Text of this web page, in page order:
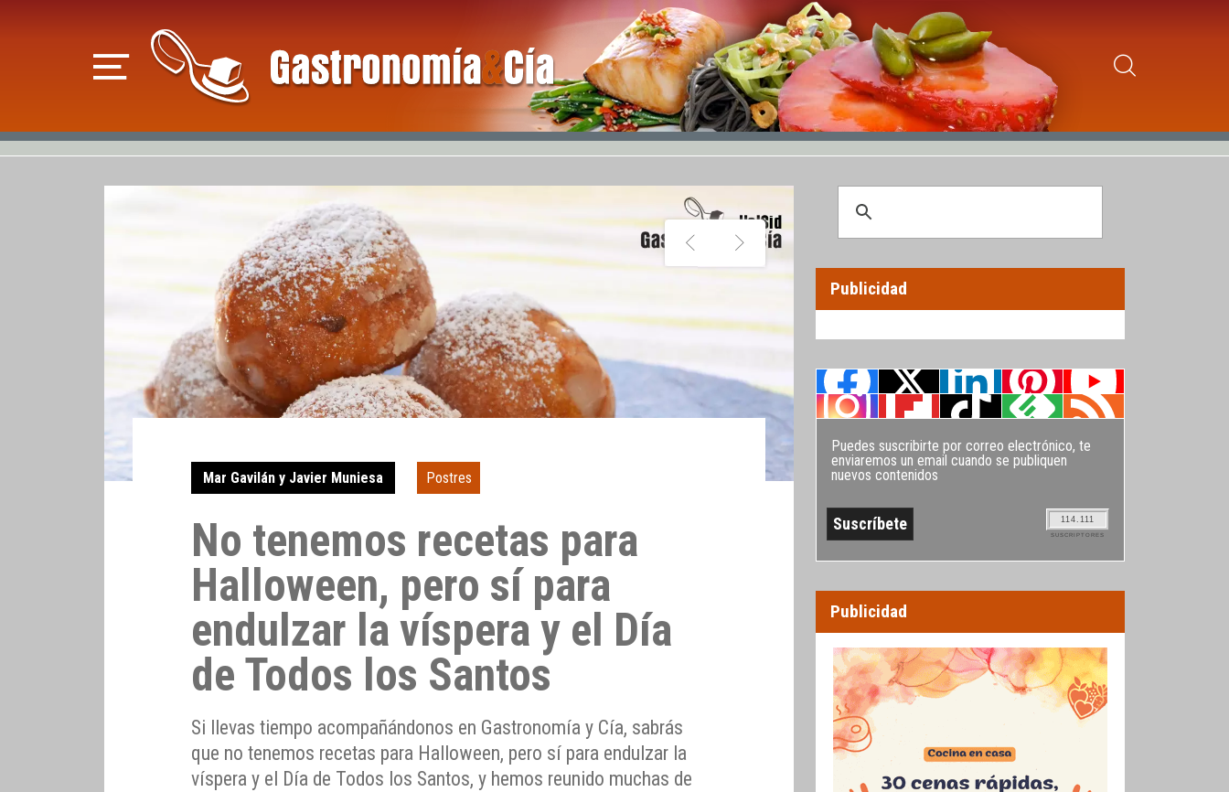
Mar Gavilán y Javier Muniesa Postres
No tenemos recetas para
Halloween, pero sí para
endulzar la víspera y el Día
de Todos los Santos
Si llevas tiempo acompañándonos en Gastronomía y Cía, sabrás
que no tenemos recetas para Halloween, pero sí para endulzar la
víspera y el Día de Todos los Santos, y hemos reunido muchas de
Publicidad
Puedes suscribirte por correo electrónico, te
enviaremos un email cuando se publiquen
nuevos contenidos
114.111
SUSCRIPTORES
Publicidad